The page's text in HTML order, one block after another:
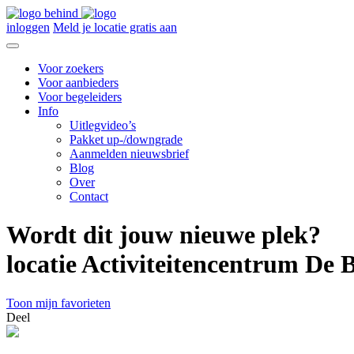
inloggen Meld je locatie gratis aan
Voor zoekers
Voor aanbieders
Voor begeleiders
Info
Uitlegvideo’s
Pakket up-/downgrade
Aanmelden nieuwsbrief
Blog
Over
Contact
Wordt dit jouw nieuwe plek?
locatie Activiteitencentrum De
Toon mijn favorieten
Deel